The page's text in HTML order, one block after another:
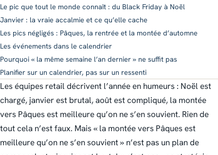
Le pic que tout le monde connaît : du Black Friday à Noël
Janvier : la vraie accalmie et ce qu’elle cache
Les pics négligés : Pâques, la rentrée et la montée d’automne
Les événements dans le calendrier
Pourquoi « la même semaine l’an dernier » ne suffit pas
Planifier sur un calendrier, pas sur un ressenti
Les équipes retail décrivent l’année en humeurs : Noël est
chargé, janvier est brutal, août est compliqué, la montée
vers Pâques est meilleure qu’on ne s’en souvient. Rien de
tout cela n’est faux. Mais « la montée vers Pâques est
meilleure qu’on ne s’en souvient » n’est pas un plan de